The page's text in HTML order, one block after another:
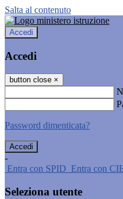
Salta al contenuto
Accedi
Accedi
button close ×
Password dimenticata?
-
Entra con SPID Entra con
Seleziona utente